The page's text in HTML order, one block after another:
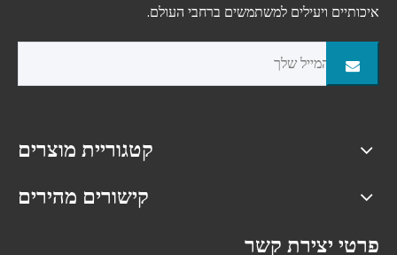
איכותיים ויעילים למשתמשים ברחבי העולם.
קטגוריית מוצרים
קישורים מהירים
פרטי יצירת קשר